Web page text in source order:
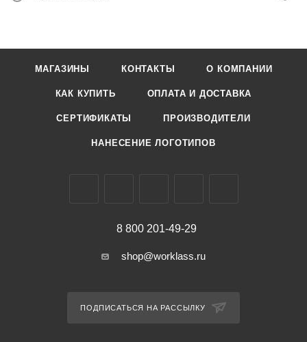
МАГАЗИНЫ КОНТАКТЫ О КОМПАНИИ
КАК КУПИТЬ ОПЛАТА И ДОСТАВКА
СЕРТИФИКАТЫ ПРОИЗВОДИТЕЛИ
НАНЕСЕНИЕ ЛОГОТИПОВ
8 800 201-49-29
shop@worklass.ru
ПОДПИСАТЬСЯ НА РАССЫЛКУ